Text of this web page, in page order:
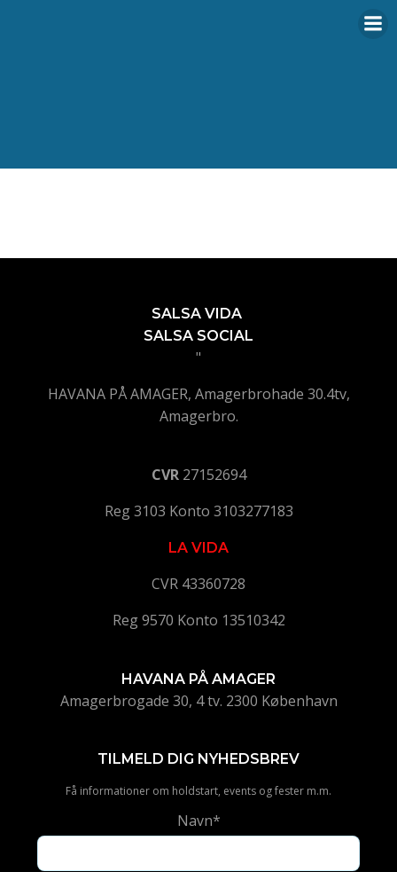
SALSA VIDA
SALSA SOCIAL
"
HAVANA PÅ AMAGER, Amagerbrohade 30.4tv,
Amagerbro.
CVR 27152694
Reg 3103 Konto 3103277183
LA VIDA
CVR 43360728
Reg 9570 Konto 13510342
HAVANA PÅ AMAGER
Amagerbrogade 30, 4 tv. 2300 København
TILMELD DIG NYHEDSBREV
Få informationer om holdstart, events og fester m.m.
Navn*